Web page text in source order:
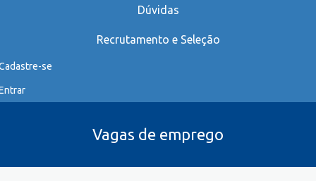
Dúvidas
Recrutamento e Seleção
se
Vagas de emprego